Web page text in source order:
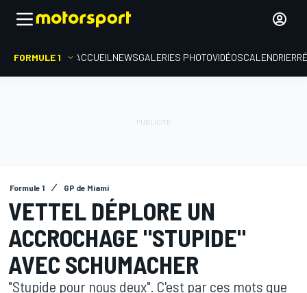
FORMULE 1 ACCUEIL NEWSGALERIES PHOTOVIDÉOSCALENDRIER
Formule 1 GP de Miami
VETTEL DÉPLORE UN
ACCROCHAGE "STUPIDE"
AVEC SCHUMACHER
"Stupide pour nous deux". C'est par ces mots que